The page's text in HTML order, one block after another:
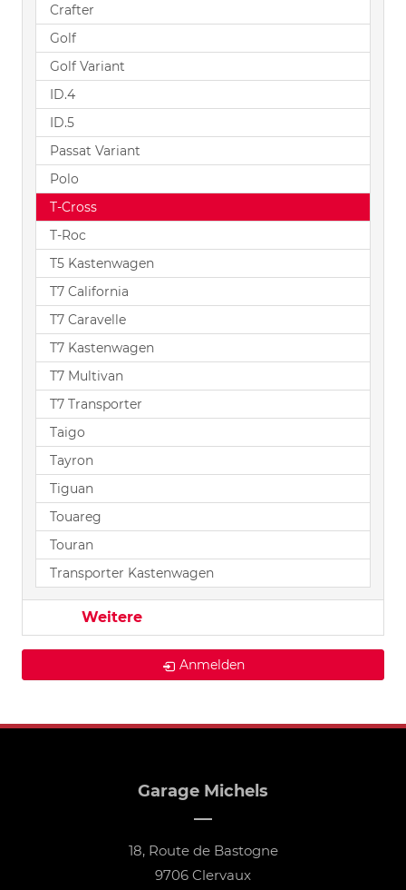
Crafter
Golf
Golf Variant
ID.4
ID.5
Passat Variant
Polo
T-Cross
T-Roc
T5 Kastenwagen
T7 California
T7 Caravelle
T7 Kastenwagen
T7 Multivan
T7 Transporter
Taigo
Tayron
Tiguan
Touareg
Touran
Transporter Kastenwagen
Weitere
Anmelden
Garage Michels
18, Route de Bastogne
9706 Clervaux